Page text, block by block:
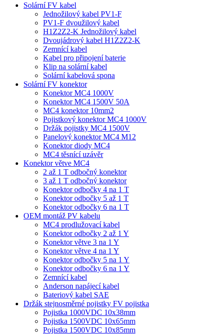
Solární FV kabel
Jednožilový kabel PV1-F
PV1-F dvoužilový kabel
H1Z2Z2-K Jednožilový kabel
Dvoujádrový kabel H1Z2Z2-K
Zemnící kabel
Kabel pro připojení baterie
Klip na solární kabel
Solární kabelová spona
Solární FV konektor
Konektor MC4 1000V
Konektor MC4 1500V 50A
MC4 konektor 10mm2
Pojistkový konektor MC4 1000V
Držák pojistky MC4 1500V
Panelový konektor MC4 M12
Konektor diody MC4
MC4 těsnící uzávěr
Konektor větve MC4
2 až 1 T odbočný konektor
3 až 1 T odbočný konektor
Konektor odbočky 4 na 1 T
Konektor odbočky 5 až 1 T
Konektor odbočky 6 na 1 T
OEM montáž PV kabelu
MC4 prodlužovací kabel
Konektor odbočky 2 až 1 Y
Konektor větve 3 na 1 Y
Konektor větve 4 na 1 Y
Konektor odbočky 5 na 1 Y
Konektor odbočky 6 na 1 Y
Zemnící kabel
Anderson napájecí kabel
Bateriový kabel SAE
Držák stejnosměrné pojistky FV pojistka
Pojistka 1000VDC 10x38mm
Pojistka 1500VDC 10x65mm
Pojistka 1500VDC 10x85mm